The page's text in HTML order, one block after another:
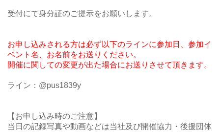
受付にて身分証のご提示をお願いします。
お申し込みされる方は必ず以下のラインに参加日、参加イ
ベント名、お名前をお送りください。
開催に関しての変更が出た場合にお送りさせて頂きます。
ライン：@pus1839y
【お申し込み時のご注意】
当日の記録写真や動画などは当社及び開催協力・後援団体